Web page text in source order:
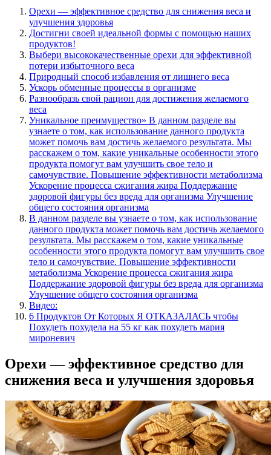
Орехи — эффективное средство для снижения веса и
улучшения здоровья
Достигни своей идеальной формы с помощью наших
продуктов!
Выбери высококачественные орехи для эффективной
потери избыточного веса
Природный способ избавления от лишнего веса
Ускорь обменные процессы в организме
Разнообразь свой рацион для достижения желаемого
веса
Уникальное преимущество» В данном разделе вы
узнаете о том, как использование данного продукта
может помочь вам достичь желаемого результата. Мы
расскажем о том, какие уникальные особенности этого
продукта помогут вам улучшить свое тело и
самочувствие. Повышение эффективности метаболизма
Ускорение процесса сжигания жира Поддержание
здоровой фигуры без вреда для организма Улучшение
общего состояния организма
В данном разделе вы узнаете о том, как использование
данного продукта может помочь вам достичь желаемого
результата. Мы расскажем о том, какие уникальные
особенности этого продукта помогут вам улучшить свое
тело и самочувствие. Повышение эффективности
метаболизма Ускорение процесса сжигания жира
Поддержание здоровой фигуры без вреда для организма
Улучшение общего состояния организма
Видео:
6 Продуктов От Которых Я ОТКАЗАЛАСЬ чтобы
Похудеть похудела на 55 кг как похудеть мария
мироневич
Орехи — эффективное средство для
снижения веса и улучшения здоровья